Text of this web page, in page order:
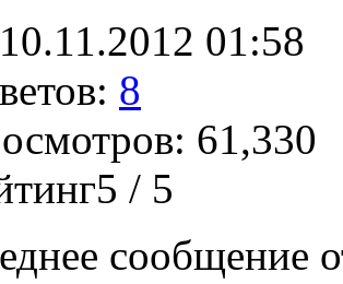
01:58
8
61,330
/ 5
сообщение